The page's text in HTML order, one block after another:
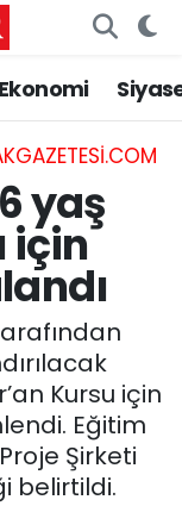
Ekonomi
yaş
için
Kursu için
Eğitim
Şirketi
belirtildi.